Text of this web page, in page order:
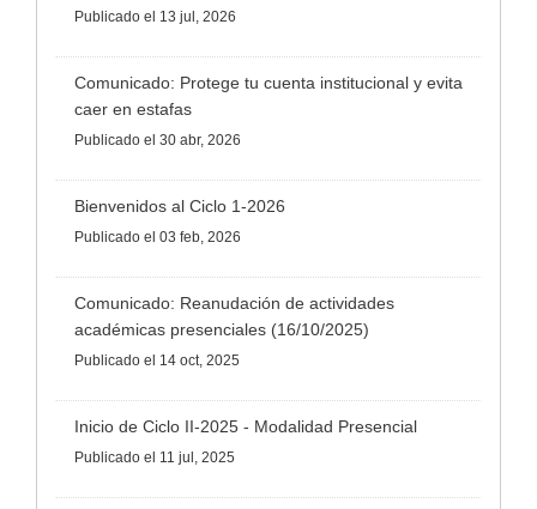
Publicado el 13 jul, 2026
Comunicado: Protege tu cuenta institucional y evita
caer en estafas
Publicado el 30 abr, 2026
Bienvenidos al Ciclo 1-2026
Publicado el 03 feb, 2026
Comunicado: Reanudación de actividades
académicas presenciales (16/10/2025)
Publicado el 14 oct, 2025
Inicio de Ciclo II-2025 - Modalidad Presencial
Publicado el 11 jul, 2025